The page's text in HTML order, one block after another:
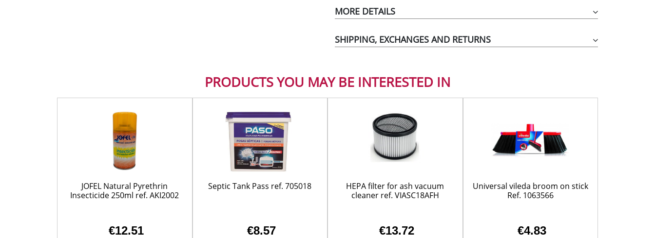
PROTECTORES MADERA
SUELOS Y SEÑALIZACIÓN
MORE DETAILS
Suitable for the MV 4 /WD 4 series multi-purpose vacuum cleaners to MV
6/ WD 6
The flat folded filter is changed in seconds thanks to the removable filter
cartridge, without coming into contact with dirt
Dry and wet suction without filter change
SHIPPING, EXCHANGES AND RETURNS
PRODUCTS YOU MAY BE INTERESTED IN
JOFEL Natural Pyrethrin
Insecticide 250ml ref. AKI2002
€12.51
Septic Tank Pass ref. 705018
€8.57
HEPA filter for ash vacuum
cleaner ref. VIASC18AFH
€13.72
Universal vileda broom on stick
Ref. 1063566
€4.83